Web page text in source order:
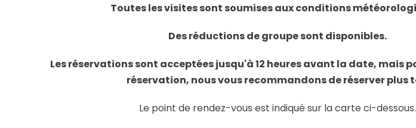
Toutes les visites sont soumises aux conditions
Des réductions de groupe sont disponibles.
Les réservations sont acceptées jusqu'à 12 heures avant la date, mais
réservation, nous vous recommandons de réserver plus
Le point de rendez-vous est indiqué sur la carte ci-dessous.